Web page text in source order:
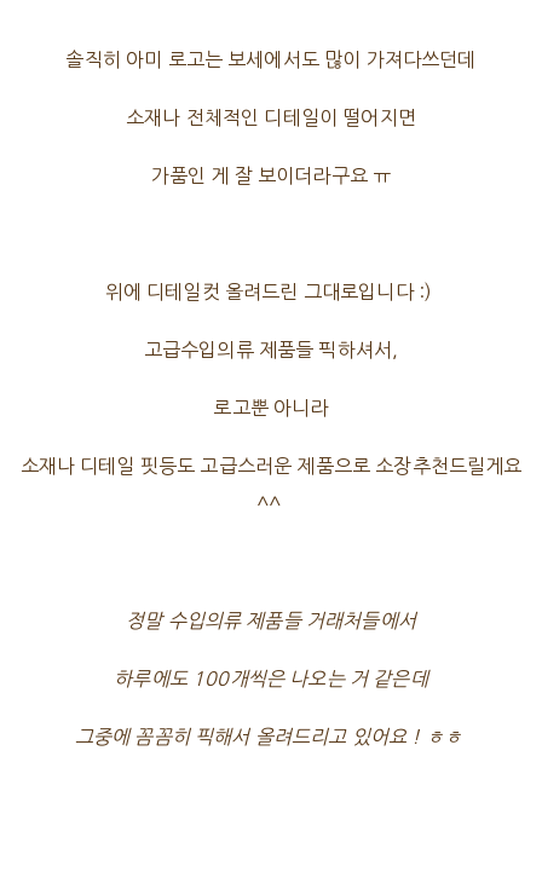
솔직히 아미 로고는 보세에서도 많이 가져다쓰던데
소재나 전체적인 디테일이 떨어지면
가품인 게 잘 보이더라구요 ㅠ
위에 디테일컷 올려드린 그대로입니다 :)
고급수입의류 제품들 픽하셔서,
로고뿐 아니라
소재나 디테일 핏등도 고급스러운 제품으로 소장추천드릴게요
^^
정말 수입의류 제품들 거래처들에서
하루에도 100개씩은 나오는 거 같은데
그중에 꼼꼼히 픽해서 올려드리고 있어요 ! ㅎㅎ